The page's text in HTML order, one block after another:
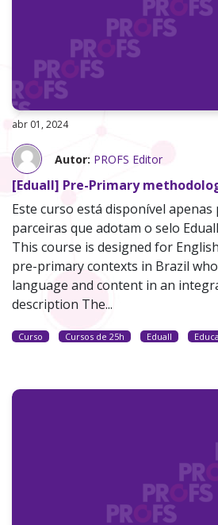
abr 01, 2024
Autor: PROFS Editor
[Eduall] Pre-Primary
Este curso está disponível apenas
parceiras que adotam o selo
This course is designed for
pre-primary contexts in Brazil
language and content in an
description The...
Curso Cursos de 25h Eduall